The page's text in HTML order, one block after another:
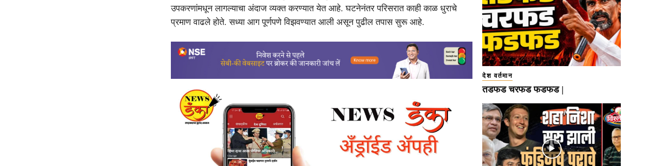
उपकरणांमधून लागल्याचा अंदाज व्यक्त करण्यात येत आहे. घटनेनंतर परिसरात काही काळ धुराचे
प्रमाण वाढले होते. सध्या आग पूर्णपणे विझवण्यात आली असून पुढील तपास सुरू आहे.
देश वर्तमान
तडफड चरफड फडफड |